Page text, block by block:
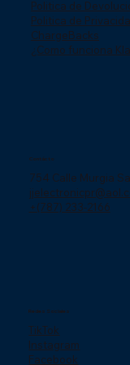
Politica de
Politica de
ChargeBacks
¿Como funciona
Contácto
754 Calle Murgia
+(787) 233-2166
Redes Sociales
TikTok
Instagram
Facebook